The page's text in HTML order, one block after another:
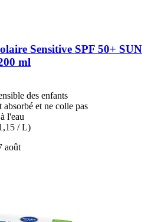
Sensitive SPF 50+ SUN
ml
des enfants
absorbé et ne colle pas
l'eau
/ L)
août